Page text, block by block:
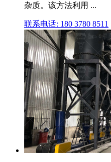
杂质。该方法利用 ...
联系电话: 180 3780 8511